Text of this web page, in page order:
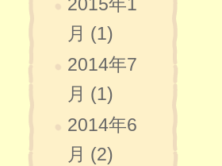
2015年1
月 (1)
2014年7
月 (1)
2014年6
月 (2)